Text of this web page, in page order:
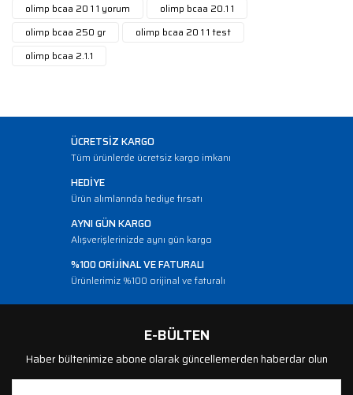
olimp bcaa 20 1 1 yorum
olimp bcaa 20.1 1
olimp bcaa 250 gr
olimp bcaa 20 1 1 test
olimp bcaa 2.1.1
ÜCRETSİZ KARGO
Tüm ürünlerde ücretsiz kargo imkanı
HEDİYE
Ürün alımlarında hediye fırsatı
AYNI GÜN KARGO
Alışverişlerinizde aynı gün kargo
%100 ORİJİNAL VE FATURALI
Ürünlerimiz %100 orijinal ve faturalı
E-BÜLTEN
Haber bültenimize abone olarak güncellemerden haberdar olun